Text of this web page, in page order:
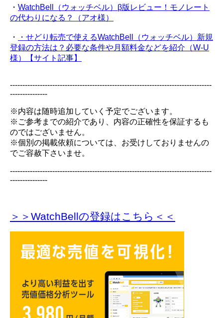
・ WatchBell（ウォッチベル）β版レビュー！モノレート
の代わりになる？（アオ様）
・
・せどり転売で使えるWatchBell（ウォッチベル）新規
登録の方法は？必要な条件や月額料金などを紹介（W-U
様）【サイト記事】
---------------------------------------------------------------------------------
---------------
※内容は随時追加していく予定でございます。
※ご参考までの紹介であり、内容の正確性を保証するも
のではございません。
※個別の掲載依頼については、お受けしておりませんの
でご容赦下さいませ。
---------------------------------------------------------------------------------
---------------
＞＞WatchBellの登録はこちら＜＜